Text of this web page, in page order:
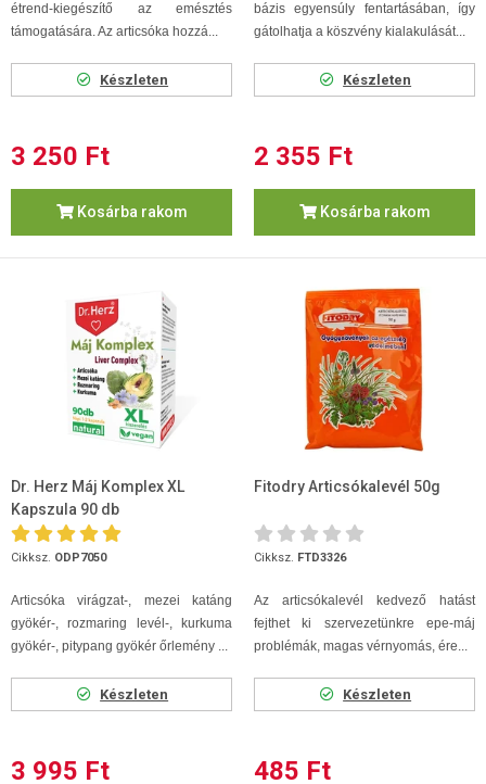
étrend-kiegészítő az emésztés
támogatására. Az articsóka hozzá...
Készleten
3 250 Ft
Kosárba rakom
bázis egyensúly fentartásában, így
gátolhatja a köszvény kialakulását...
Készleten
2 355 Ft
Kosárba rakom
Dr. Herz Máj Komplex XL
Kapszula 90 db
Cikksz. ODP7050
Articsóka virágzat-, mezei katáng
gyökér-, rozmaring levél-, kurkuma
gyökér-, pitypang gyökér őrlemény ...
Készleten
3 995 Ft
Fitodry Articsókalevél 50g
Cikksz. FTD3326
Az articsókalevél kedvező hatást
fejthet ki szervezetünkre epe-máj
problémák, magas vérnyomás, ére...
Készleten
485 Ft